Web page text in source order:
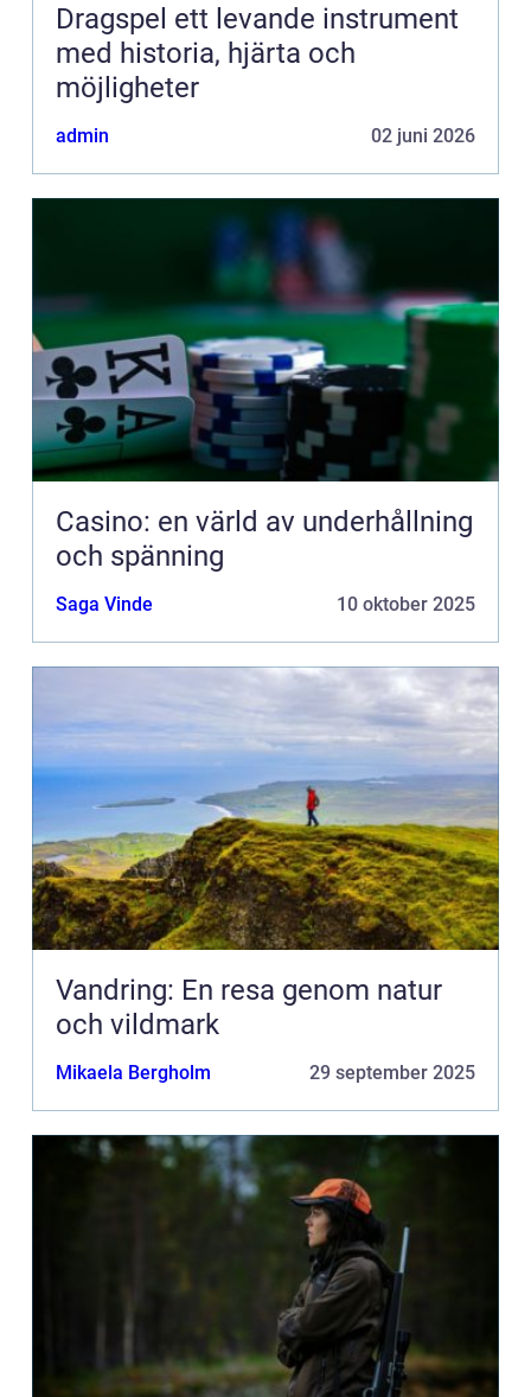
Dragspel ett levande instrument
med historia, hjärta och
möjligheter
admin 02 juni 2026
Casino: en värld av underhållning
och spänning
Saga Vinde 10 oktober 2025
Vandring: En resa genom natur
och vildmark
Mikaela Bergholm 29 september 2025